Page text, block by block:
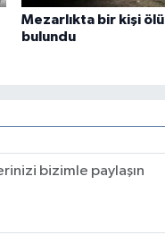
Mezarlıkta bir kişi ölü
bulundu